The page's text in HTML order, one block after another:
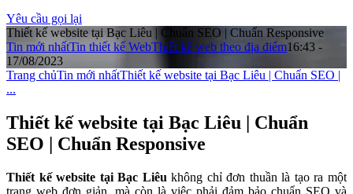
Yêu cầu gọi lại
Thiết kế website tại Bạc Liêu | Chuẩn SEO | Chuẩn Responsive
Tin mới nhấtTin thiết kế WebThiết kế web theo địa điểm16:43 -
17/08/2023
Trang chủTin mới nhấtThiết kế website tại Bạc Liêu | Chuẩn SEO |
...
Thiết kế website tại Bạc Liêu | Chuẩn
SEO | Chuẩn Responsive
Thiết kế website tại Bạc Liêu không chỉ đơn thuần là tạo ra một
trang web đơn giản, mà còn là việc phải đảm bảo chuẩn SEO và